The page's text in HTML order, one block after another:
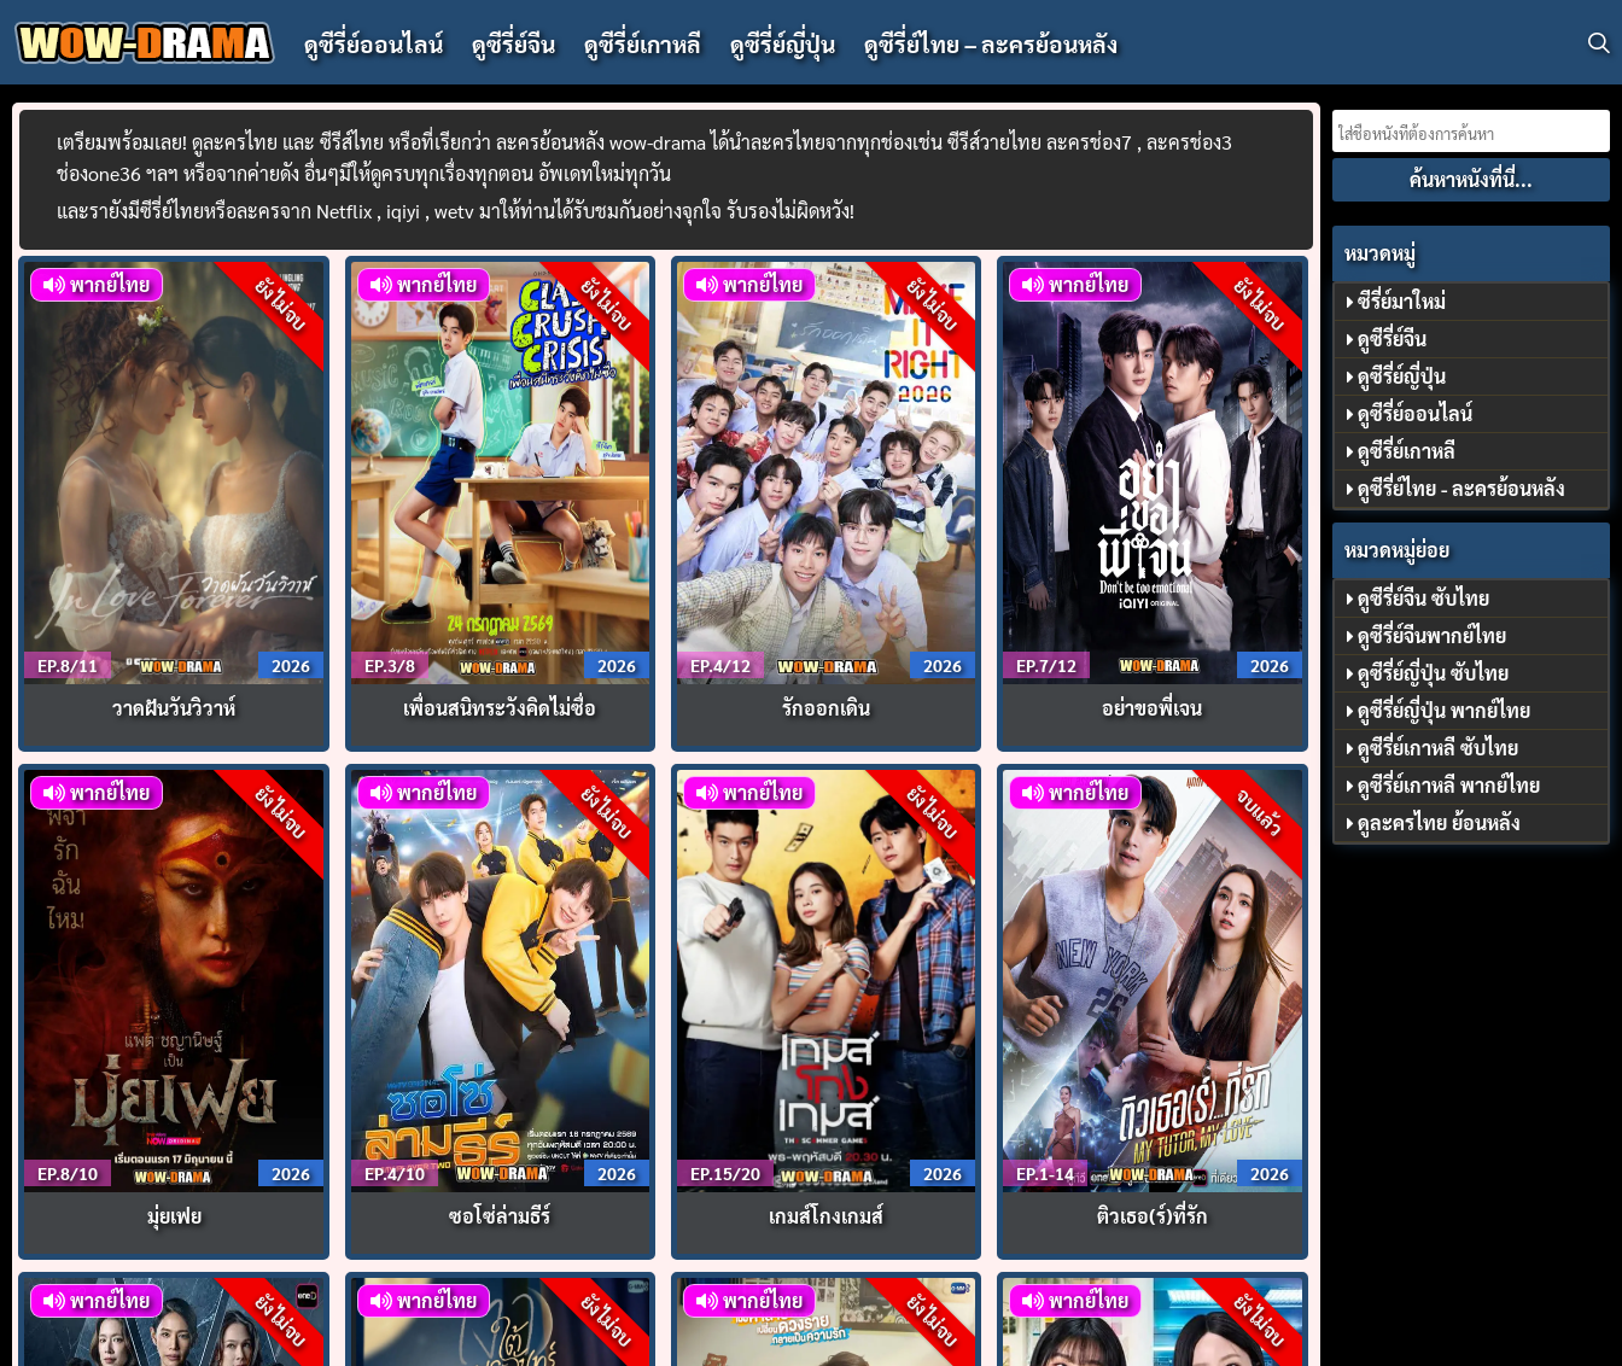
to
ดูซีรี่ย์ออนไลน์ ดูซีรี่ย์จีน ดูซีรี่ย์เกาหลี ดูซีรี่ย์ญี่ปุ่น ดูซีรี่ย์ไทย – ละครย้อนหลัง
เตรียมพร้อมเลย! ดูละครไทย และ ซีรีส์ไทย หรือที่เรียกว่า ละครย้อนหลัง wow-drama ได้นำละครไทยจากทุกช่องเช่น ซีรีส์วายไทย ละครช่อง7 , ละครช่อง3
ช่องone36 ฯลฯ หรือจากค่ายดัง อื่นๆมีให้ดูครบทุกเรื่องทุกตอน อัพเดทใหม่ทุกวัน
และรายังมีซีรี่ย์ไทยหรือละครจาก Netflix , iqiyi , wetv มาให้ท่านได้รับชมกันอย่างจุกใจ รับรองไม่ผิดหวัง!
ยังไม่จบ
พากย์ไทย
EP.8/11 2026
วาดฝันวันวิวาห์
ยังไม่จบ
พากย์ไทย
EP.3/8 2026
เพื่อนสนิทระวังคิดไม่ซื่อ
ยังไม่จบ
พากย์ไทย
EP.4/12 2026
รักออกเดิน
ยังไม่จบ
พากย์ไทย
EP.7/12 2026
อย่าขอพี่เจน
ยังไม่จบ
พากย์ไทย
EP.8/10 2026
มุ่ยเฟย
ยังไม่จบ
พากย์ไทย
EP.4/10 2026
ซอโซ่ล่ามธีร์
ยังไม่จบ
พากย์ไทย
EP.15/20 2026
เกมส์โกงเกมส์
จบแล้ว
พากย์ไทย
EP.1-14 2026
ติวเธอ(ร์)ที่รัก
ยังไม่จบ
พากย์ไทย ยังไม่จบ
พากย์ไทย ยังไม่จบ
พากย์ไทย ยังไม่จบ
พากย์ไทย
Search
for:
หมวดหมู่
ซีรี่ย์มาใหม่
ดูซีรี่ย์จีน
ดูซีรี่ย์ญี่ปุ่น
ดูซีรี่ย์ออนไลน์
ดูซีรี่ย์เกาหลี
ดูซีรี่ย์ไทย - ละครย้อนหลัง
หมวดหมู่ย่อย
ดูซีรี่ย์จีน ซับไทย
ดูซีรี่ย์จีนพากย์ไทย
ดูซีรี่ย์ญี่ปุ่น ซับไทย
ดูซีรี่ย์ญี่ปุ่น พากย์ไทย
ดูซีรี่ย์เกาหลี ซับไทย
ดูซีรี่ย์เกาหลี พากย์ไทย
ดูละครไทย ย้อนหลัง